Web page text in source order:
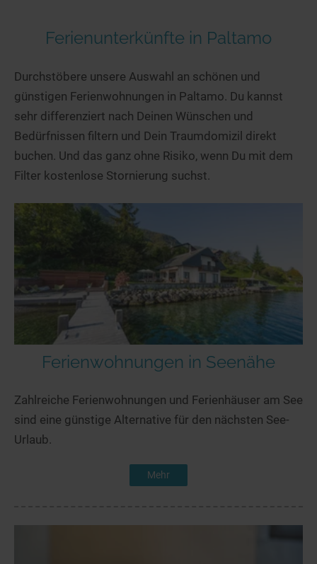
Ferienunterkünfte in Paltamo
Durchstöbere unsere Auswahl an schönen und
günstigen Ferienwohnungen in Paltamo. Du kannst
sehr differenziert nach Deinen Wünschen und
Bedürfnissen filtern und Dein Traumdomizil direkt
buchen. Und das ganz ohne Risiko, wenn Du mit dem
Filter kostenlose Stornierung suchst.
Ferienwohnungen in Seenähe
Zahlreiche Ferienwohnungen und Ferienhäuser am See
sind eine günstige Alternative für den nächsten See-
Urlaub.
Mehr